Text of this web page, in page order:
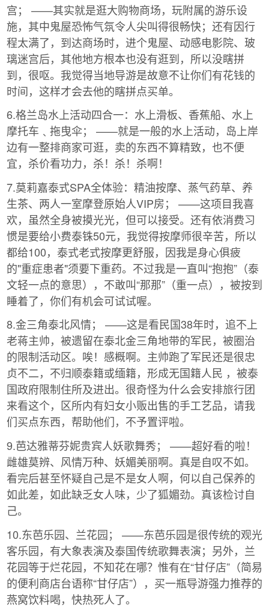
宫； ——其实就是逛大购物商场，玩附属的游乐设
施，其中鬼屋恐怖气氛令人尖叫得很畅快；还有因行
程太满了，到达商场时，进个鬼屋、动感电影院、玻
璃迷宫后，其他地方根本也没有逛到，所以没瞎拼
到，很呕。我觉得当地导游是故意不让你们有花钱的
时间，这样才会去他的瞎拼点买单。
6.格兰岛水上活动四合一：水上滑板、香蕉船、水上
摩托车﹑拖曳伞； ——就是一般的水上活动，岛上岸
边有一整排商家可逛，卖的东西不算精致，也不便
宜，杀价看功力，杀！杀！杀啊！
7.莫莉嘉泰式SPA全体验：精油按摩、蒸气药草、养
生茶、两人一室摩登原始人VIP房； ——这项目我喜
欢，虽然全身被摸光光，但可以接受。还有依消费习
惯是要给小费泰铢50元，我觉得按摩师很辛苦，所以
都给100，泰式老式按摩更舒服，因我是身心俱疲
的"重症患者"须要下重药。不过我是一直叫“抱抱”（泰
文轻一点的意思），不敢叫“那那”（重一点），被按到
睡着了，你们有机会可试试喔。
8.金三角泰北风情； ——这是看民国38年时，追不上
老蒋主帅，被遗留在泰北金三角地带的军民，被圈治
的限制活动区。唉！感概啊。主帅跑了军民还是很忠
贞不二，不归顺泰籍或缅籍，形成无国籍人民 ，被泰
国政府限制住所及进出。很奇怪为什么会安排旅行团
来看这个，区所内有妇女小贩出售的手工艺品，请我
们买点东西，帮助他们，不予置评啦。
9.芭达雅蒂芬妮贵宾人妖歌舞秀； ——超好看的啦！
雌雄莫辨、风情万种、妖媚美丽啊。真是自叹不如。
看完后甚至怀疑自己是不是女人啊，何以自己保养的
如此差，如此缺乏女人味，少了狐媚劲。真该检讨自
己。
10.东芭乐园、兰花园； ——东芭乐园是很传统的观光
客乐园，有大象表演及泰国传统歌舞表演；另外，兰
花园等于烂花园，不知花在哪？惟有在“甘仔店”（简易
的便利商店台语称“甘仔店”），买一瓶导游强力推荐的
燕窝饮料喝，快热死人了。